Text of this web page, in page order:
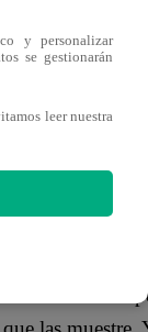
que Melissa
a la
y personalizar
se gestionarán
leer nuestra